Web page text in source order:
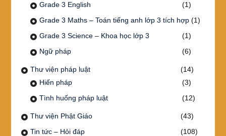
Grade 3 English
(1)
Grade 3 Maths – Toán tiếng anh lớp 3 tích hợp(1)
Grade 3 Science – Khoa học lớp 3
(1)
Ngữ pháp
(6)
Thư viện pháp luật
(14)
Hiến pháp
(3)
Tình huống pháp luật
(12)
Thư viện Phật Giáo
(43)
Tin tức – Hỏi đáp
(108)